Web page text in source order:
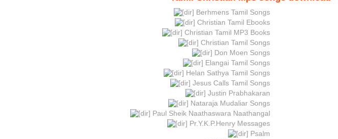
Berhmens Tamil Songs
Christian Tamil Ebooks
Christian Tamil MP3 Books
Christian Tamil Songs
Don Moen Songs
Elangai Tamil Songs
Helan Sathya Tamil Songs
Jesus Calls Tamil Songs
Justin Prabhakaran
Nataraja Mudaliar Songs
Paul Sheik Naathaswara Naathangal
Pr.Y.K.P.Henry Messages
Psalm